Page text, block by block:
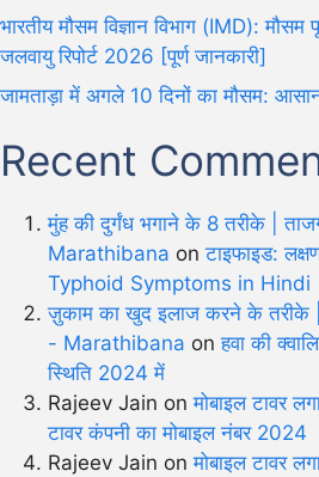
भारतीय मौसम विज्ञान विभाग (IMD): मौसम
जलवायु रिपोर्ट 2026 [पूर्ण जानकारी]
जामताड़ा में अगले 10 दिनों का मौसम:
Recent
मुंह की दुर्गंध भगाने के 8 तरीके |
Marathibana onटाइफाइड:
Typhoid Symptoms in Hindi
ज़ुकाम का खुद इलाज करने के तरीके
- Marathibana onहवा की
स्थिति 2024 में
Rajeev Jain onमोबाइल टावर
टावर कंपनी का मोबाइल नंबर 2024
Rajeev Jain onमोबाइल टावर